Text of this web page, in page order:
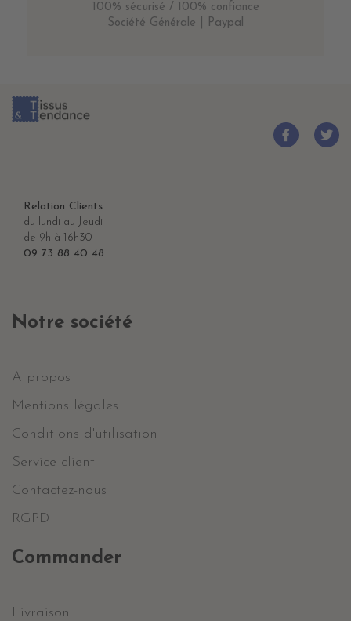
100% sécurisé / 100% confiance
Société Générale | Paypal
Relation Clients
du lundi au Jeudi
de 9h à 16h30
09 73 88 40 48
Notre société
A propos
Mentions légales
Conditions d'utilisation
Service client
Contactez-nous
RGPD
Commander
Livraison